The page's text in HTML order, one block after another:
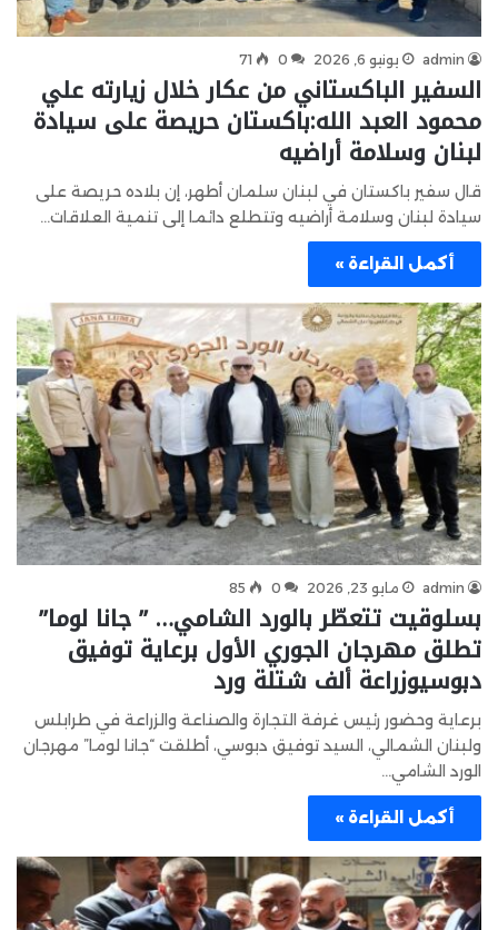
admin يونيو 6, 2026 0
71
السفير الباكستاني من عكار خلال زيارته علي
محمود العبد الله:باكستان حريصة على سيادة
لبنان وسلامة أراضيه
قال سفير باكستان في لبنان سلمان أطهر، إن بلاده حريصة على
سيادة لبنان وسلامة أراضيه وتتطلع دائما إلى تنمية العلاقات…
أكمل القراءة »
admin مايو 23, 2026 0
85
بسلوقيت تتعطّر بالورد الشامي… ” جانا لوما”
تطلق مهرجان الجوري الأول برعاية توفيق
دبوسيوزراعة ألف شتلة ورد
برعاية وحضور رئيس غرفة التجارة والصناعة والزراعة في طرابلس
ولبنان الشمالي، السيد توفيق دبوسي، أطلقت “جانا لوما” مهرجان
الورد الشامي…
أكمل القراءة »